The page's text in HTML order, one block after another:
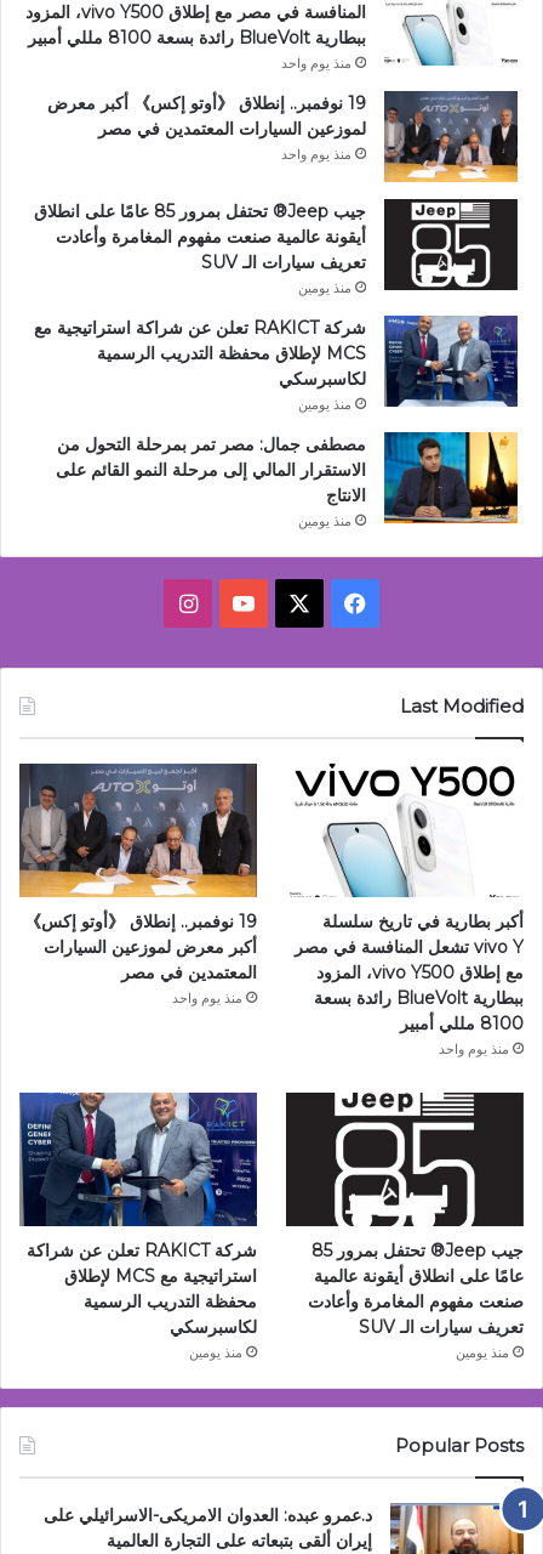
المنافسة في مصر مع إطلاق vivo Y500، المزود
ببطارية BlueVolt رائدة بسعة 8100 مللي أمبير
منذ يوم واحد
19 نوفمبر.. إنطلاق 《أوتو إكس》 أكبر معرض
لموزعين السيارات المعتمدين في مصر
منذ يوم واحد
جيب Jeep®️ تحتفل بمرور 85 عامًا على انطلاق
أيقونة عالمية صنعت مفهوم المغامرة وأعادت
تعريف سيارات الـ SUV
منذ يومين
شركة RAKICT تعلن عن شراكة استراتيجية مع
MCS لإطلاق محفظة التدريب الرسمية
لكاسبرسكي
منذ يومين
مصطفى جمال: مصر تمر بمرحلة التحول من
الاستقرار المالي إلى مرحلة النمو القائم على
الانتاج
منذ يومين
فيسبوك ‫YouTubeانستقرام
Last Modified
أكبر بطارية في تاريخ سلسلة
vivo Y تشعل المنافسة في مصر
مع إطلاق vivo Y500، المزود
ببطارية BlueVolt رائدة بسعة
8100 مللي أمبير
منذ يوم واحد
19 نوفمبر.. إنطلاق 《أوتو إكس》
أكبر معرض لموزعين السيارات
المعتمدين في مصر
منذ يوم واحد
جيب Jeep®️ تحتفل بمرور 85
عامًا على انطلاق أيقونة عالمية
صنعت مفهوم المغامرة وأعادت
تعريف سيارات الـ SUV
منذ يومين
شركة RAKICT تعلن عن شراكة
استراتيجية مع MCS لإطلاق
محفظة التدريب الرسمية
لكاسبرسكي
منذ يومين
Popular Posts
د.عمرو عبده: العدوان الامريكى-الاسرائيلي على
إيران ألقى بتبعاته على التجارة العالمية